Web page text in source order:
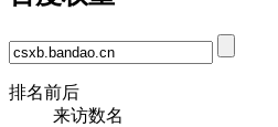
排名前后
来访数名